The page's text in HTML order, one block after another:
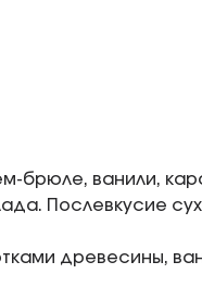
брюле, ванили,
Послевкусие
древесины,